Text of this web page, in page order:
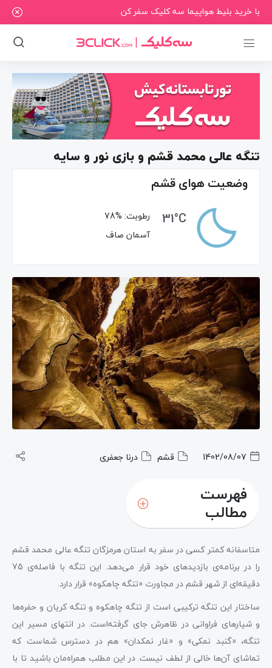
با خرید بلیط هواپیما سه کلیک سفر کن
تنگه عالی محمد قشم و بازی نور و سایه
وضعیت هوای قشم
31°C
رطوبت: 78%
آسمان صاف
1402/08/07 قشم درنا جعفری
فهرست
مطالب
متاسفانه کمتر کسی در سفر به استان هرمزگان تنگه عالی محمد قشم
را در برنامه‌ی بازدیدهای خود قرار می‌دهد. این تنگه با فاصله‌ی 75
دقیقه‌ای از شهر قشم در مجاورت «تنگه‌ چاهکوه» قرار دارد.
ساختار این تنگه ترکیبی است از تنگه چاهکوه و تنگه کریان و حفره‌ها
و شیارهای فراوانی در ظاهرش جای گرفته‌است. در انتهای مسیر این
تنگه، «گنبد نمکی» و «غار نمکدان» هم در دسترس شماست که
تماشای آن‌ها خالی از لطف نیست. در این مطلب همراه‌مان باشید تا با